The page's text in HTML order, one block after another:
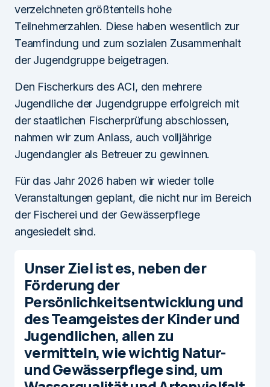
verzeichneten größtenteils hohe
Teilnehmerzahlen. Diese haben wesentlich zur
Teamfindung und zum sozialen Zusammenhalt
der Jugendgruppe beigetragen.
Den Fischerkurs des ACI, den mehrere
Jugendliche der Jugendgruppe erfolgreich mit
der staatlichen Fischerprüfung abschlossen,
nahmen wir zum Anlass, auch volljährige
Jugendangler als Betreuer zu gewinnen.
Für das Jahr 2026 haben wir wieder tolle
Veranstaltungen geplant, die nicht nur im Bereich
der Fischerei und der Gewässerpflege
angesiedelt sind.
Unser Ziel ist es, neben der
Förderung der
Persönlichkeitsentwicklung und
des Teamgeistes der Kinder und
Jugendlichen, allen zu
vermitteln, wie wichtig Natur-
und Gewässerpflege sind, um